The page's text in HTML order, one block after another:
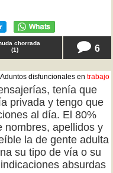
chorrada
(1) 6
disfuncionales en trabajo
tenía que
privada y tengo que
al día. El 80%
nombres, apellidos y
la de gente adulta
su tipo de vía o su
absurdas